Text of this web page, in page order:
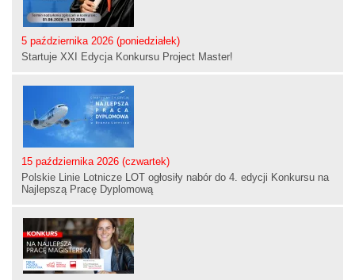
5 października 2026 (poniedziałek)
Startuje XXI Edycja Konkursu Project Master!
15 października 2026 (czwartek)
Polskie Linie Lotnicze LOT ogłosiły nabór do 4. edycji Konkursu na
Najlepszą Pracę Dyplomową